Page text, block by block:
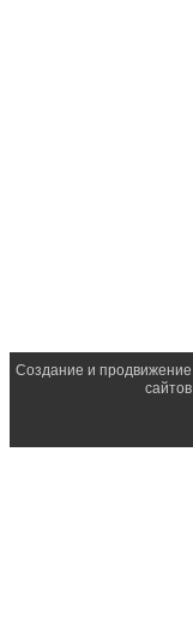
Создание и продвижение
сайтов